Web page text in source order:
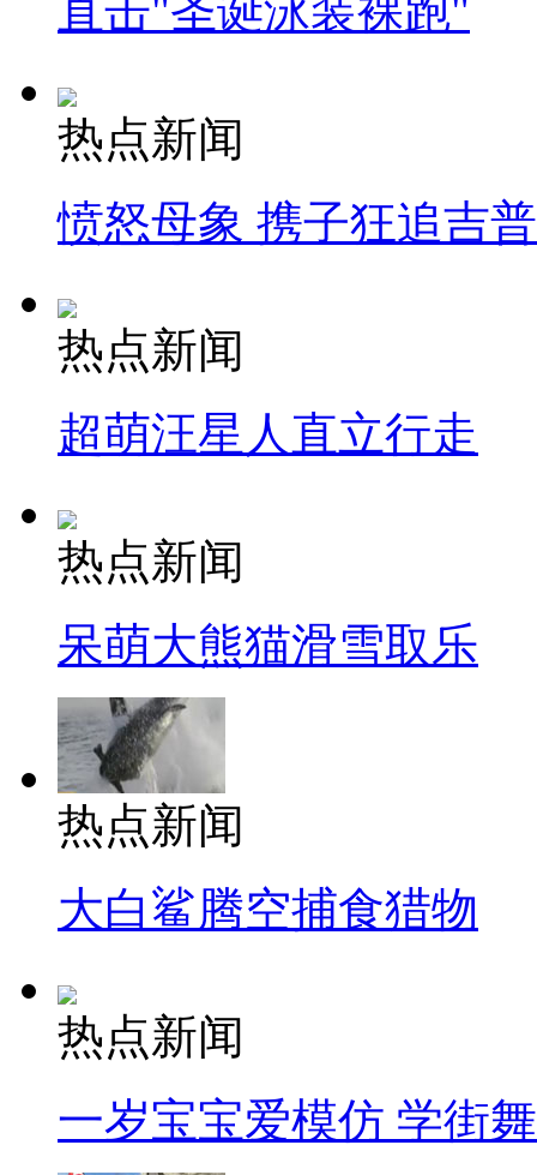
直击"圣诞泳装裸跑"
热点新闻
愤怒母象 携子狂追吉
热点新闻
超萌汪星人直立行走
热点新闻
呆萌大熊猫滑雪取乐
热点新闻
大白鲨腾空捕食猎物
热点新闻
一岁宝宝爱模仿 学街